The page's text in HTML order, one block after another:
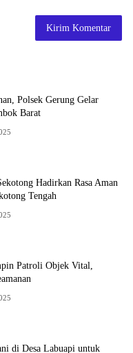
Polsek Gerung Gelar
Barat
Hadirkan Rasa Aman
Tengah
Patroli Objek Vital,
di Desa Labuapi untuk